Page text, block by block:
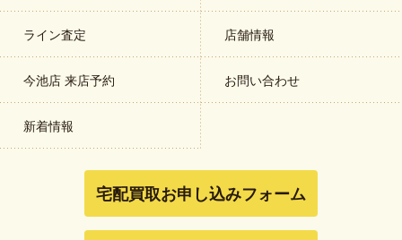
ライン査定 店舗情報
今池店 来店予約 お問い合わせ
新着情報
宅配買取お申し込みフォーム